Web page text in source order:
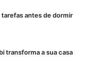
antes de dormir
transforma a sua casa